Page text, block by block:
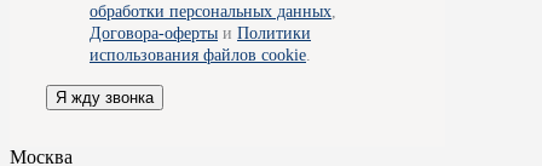
обработки персональных данных
Договора-оферты и Политики
использования файлов cookie
Я жду звонка
Москва